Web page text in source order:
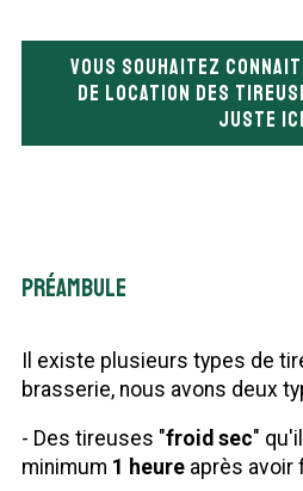
Vous souhaitez
de location des
juste
Préambule
Il existe plusieurs types de
brasserie, nous avons deux
- Des tireuses "froid sec"
minimum 1 heureaprès avoir